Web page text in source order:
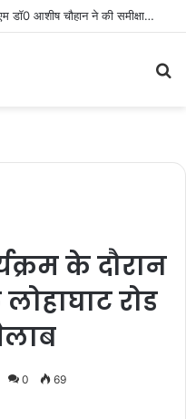
स्वतंत्रता दिवस की तैयारियों को लेकर डीएम डॉ0 आशीष चौहान ने की समीक्षा बैठक
के दौरान
रोड
0 69